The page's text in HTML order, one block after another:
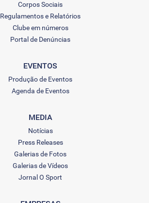
Corpos Sociais
Regulamentos e Relatórios
Clube em números
Portal de Denúncias
EVENTOS
Produção de Eventos
Agenda de Eventos
MEDIA
Notícias
Press Releases
Galerias de Fotos
Galerias de Vídeos
Jornal O Sport